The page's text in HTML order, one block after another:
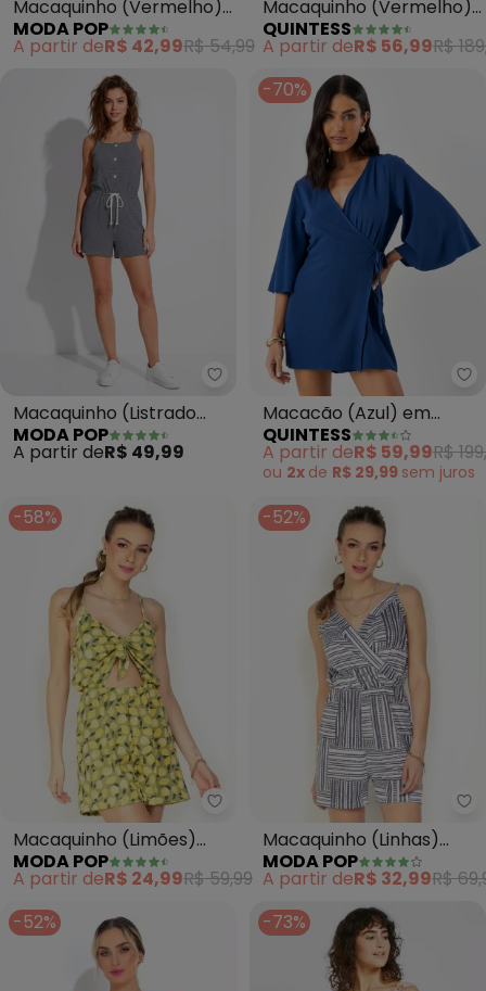
Macaquinho (Vermelho)
Transpassado com
Reguladores
MODA POP
A partir deR$ 42,99R$ 54,99
Macaquinho (Vermelho)
em Crepe Plano
QUINTESS
A partir deR$ 56,99R$
Moda Pop - Macaquinho
Macaquinho (Listrado
Marinho) com Alças e
Botões
MODA POP
A partir deR$ 49,99
-70%
Macacão (Azul) em
Crepe Plano Sarjado
QUINTESS
A partir deR$ 59,99R$
ou 2x de R$ 29,99 sem juros
-58%
Moda Pop - Macaquinho
Macaquinho (Limões)
com Decote de
Amarração
MODA POP
A partir deR$ 24,99R$ 59,99
-52%
Macaquinho (Linhas)
com Decote
Transpassado
MODA POP
A partir deR$ 32,99R$
-52%
-73%